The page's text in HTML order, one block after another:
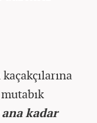
kadar